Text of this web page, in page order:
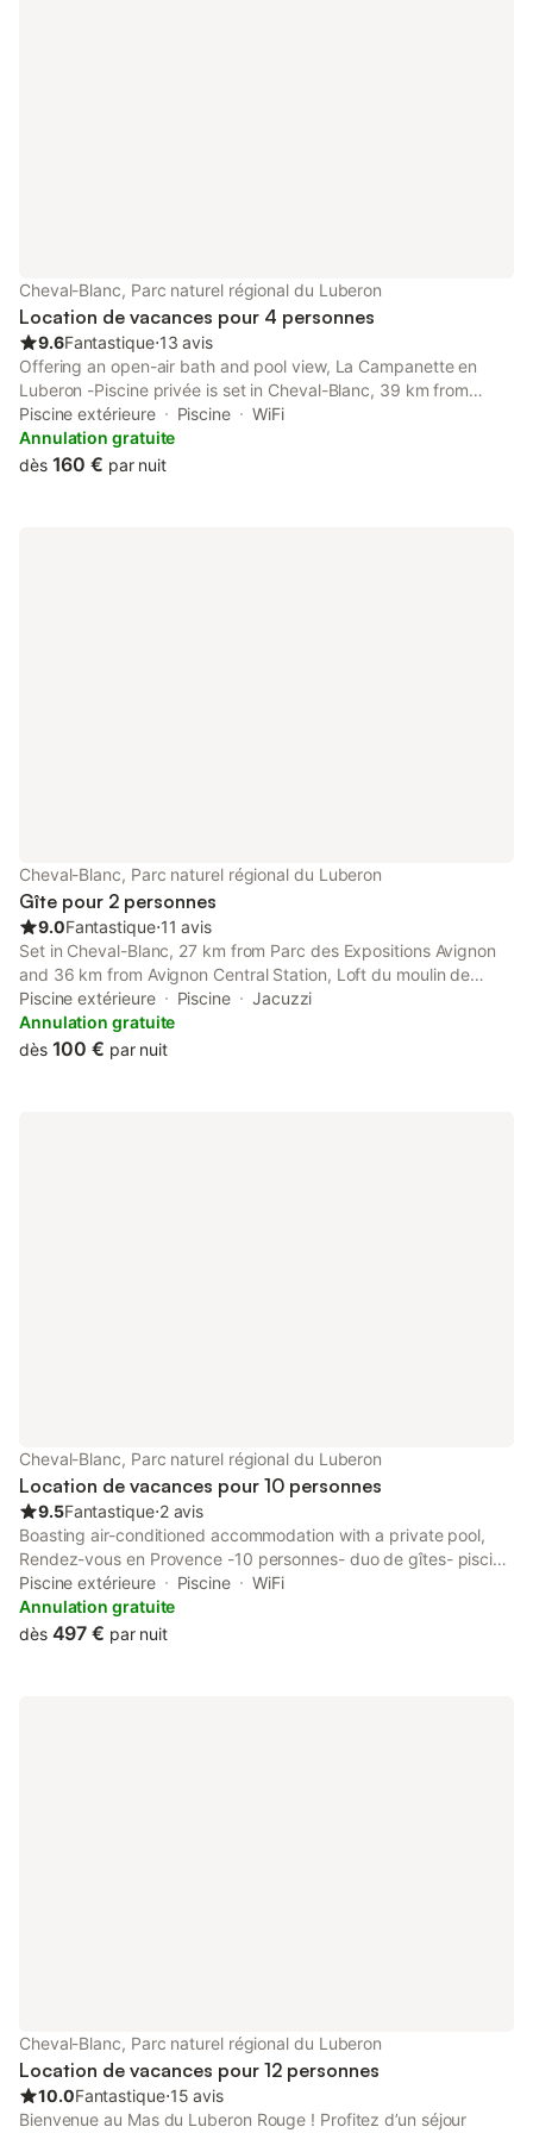
Cheval-Blanc, Parc naturel régional du Luberon
Location de vacances pour 4 personnes
9.6Fantastique⋅13 avis
Offering an open-air bath and pool view, La Campanette en
Luberon -Piscine privée is set in Cheval-Blanc, 39 km from
Avignon Central Station and 39 km from Avignon TGV Train
Station.
Piscine extérieure Piscine
WiFi
Annulation gratuite
dès 160 € par nuit
Cheval-Blanc, Parc naturel régional du Luberon
Gîte pour 2 personnes
9.0Fantastique⋅11 avis
Set in Cheval-Blanc, 27 km from Parc des Expositions Avignon
and 36 km from Avignon Central Station, Loft du moulin de
Milan offers accommodation with free WiFi, air conditioning, a
seasonal outdoor swimming pool and a garden.
Piscine extérieure Piscine
Jacuzzi
Annulation gratuite
dès 100 € par nuit
Cheval-Blanc, Parc naturel régional du Luberon
Location de vacances pour 10 personnes
9.5Fantastique⋅2 avis
Boasting air-conditioned accommodation with a private pool,
Rendez-vous en Provence -10 personnes- duo de gîtes- piscine
privée - climatisation-moustiquaires is set in Cheval-Blanc.
Piscine extérieure Piscine
WiFi
Annulation gratuite
dès 497 € par nuit
Cheval-Blanc, Parc naturel régional du Luberon
Location de vacances pour 12 personnes
10.0Fantastique⋅15 avis
Bienvenue au Mas du Luberon Rouge ! Profitez d’un séjour